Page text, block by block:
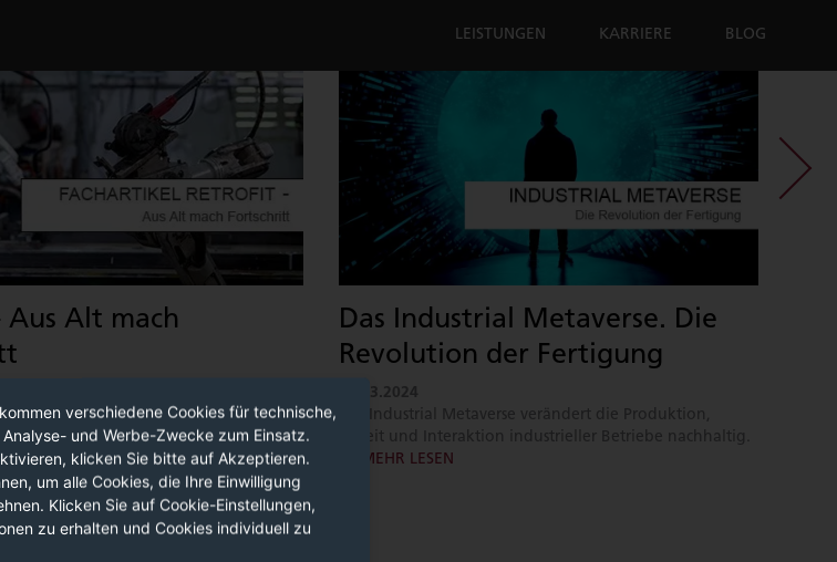
LEISTUNGEN KARRIERE BLOG
Aus Alt mach
erhalten alte Anlagen und
Leben und eine moderne
Das Industrial Metaverse. Die
Revolution der Fertigung
04.03.2024
Das Industrial Metaverse verändert die Produktion,
Arbeit und Interaktion industrieller Betriebe nachhaltig.
MEHR LESEN
verschiedene Cookies für technische,
und Werbe-Zwecke zum Einsatz.
klicken Sie bitte auf Akzeptieren.
um alle Cookies, die Ihre Einwilligung
Klicken Sie auf Cookie-Einstellungen,
zu erhalten und Cookies individuell zu